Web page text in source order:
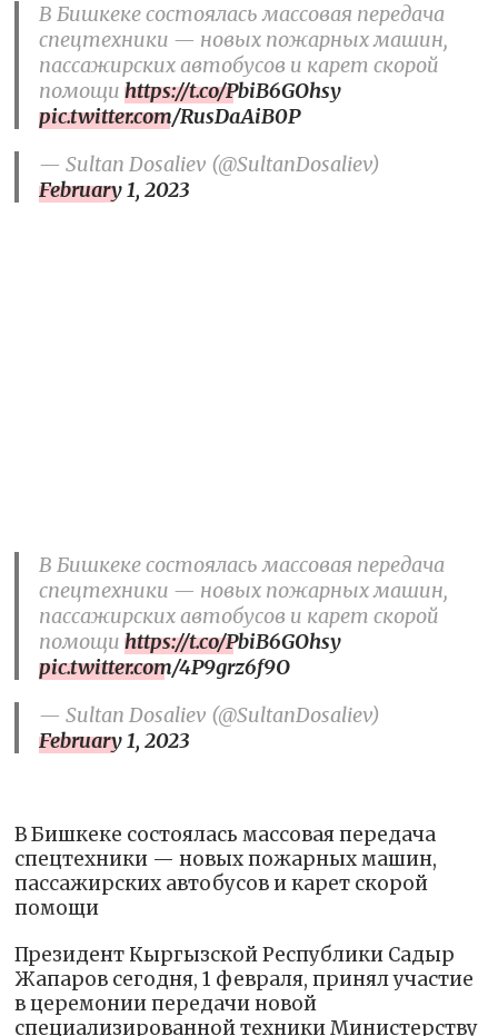
В Бишкеке состоялась массовая передача
спецтехники — новых пожарных машин,
пассажирских автобусов и карет скорой
помощиhttps://t.co/PbiB6GOhsy
pic.twitter.com/RusDaAiB0P
— Sultan Dosaliev (@SultanDosaliev)
February 1, 2023
В Бишкеке состоялась массовая передача
спецтехники — новых пожарных машин,
пассажирских автобусов и карет скорой
помощиhttps://t.co/PbiB6GOhsy
pic.twitter.com/4P9grz6f9O
— Sultan Dosaliev (@SultanDosaliev)
February 1, 2023
В Бишкеке состоялась массовая передача
спецтехники — новых пожарных машин,
пассажирских автобусов и карет скорой
помощи
Президент Кыргызской Республики Садыр
Жапаров сегодня, 1 февраля, принял участие
в церемонии передачи новой
специализированной техники Министерству